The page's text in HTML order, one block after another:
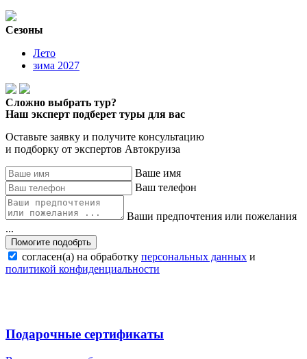
Сезоны
Лето
зима 2027
Сложно выбрать тур?
Наш эксперт подберет туры для вас
Оставьте заявку и получите консультацию
и подборку от экспертов Автокруиза
Ваше имя
Ваш телефон
Ваши предпочтения или пожелания
...
Помогите подобрть
согласен(а) на обработку персональных данных и
политикой конфиденциальности
Подарочные сертификаты